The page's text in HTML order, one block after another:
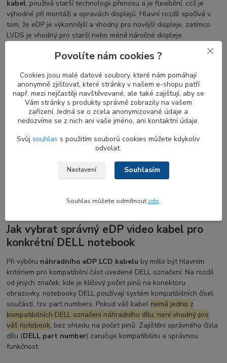
kabel, používá starší technologii přenosu a je flexibilní, což je
výhodné při montáži a opravách displejů. Hlavní rozdíl spočívá v
tom, že eDP je výkonnější a vhodný pro novější displeje, zatímco
LVDS je vhodný pro starší nebo méně náročné displeje.
Odlišné varianty eDP video LCD flex
kabelů pro různé modely DELL Precision
Různé verze eDP kabelůjsou přizpůsobeny pro konkrétní typy
obrazovek a rozlišení. Obvykle se30pinový eDP konektor
používá pro obrazovky bez dotykové funkce s rozlišením až do
Full HD (FHD). Pro vyšší rozlišení, jako je WQHD a 4K, je
vyžadován 40pinový konektor. Je důležité poznamenat, že existují
a druhý pro dotykové obrazovky.
Tyto kabely nejsou zaměnitelné,
i když mohou vypadat podobně . Výběrsprávného eDP kabelu
Jak vybrat správný eDP video kabel pro
konkrétní DELL notebook
Při výběru náhradního eDP LCD kabelu by mělo být hlavním
kritériem pro kompatibilní část uvedené DELL označení. Na rozdíl
od jiných značek, kde je klíčový počet pinů na konektoru
obrazovky, notebooky DELL používají systém kompatibilních čísel
součástí, tzv. part numbers. Pokud váš kabel nemá jedno z
kompatibilních DELL označení náhradního dílu, není vhodný pro
váš notebook, bez ohledu na počet pinů. Zajištění správného čísla
dílu (DELL part number) zaručuje kompatibilitu a správnou
funkčnost.
Povolíte nám cookies ?
Cookies jsou malé datové soubory, které nám pomáhají
anonymně zjišťovat, které stránky v našem e-shopu patří
např. mezi nejčastěji navštěvované, ale také zajišťují, aby se
Vám stránky s produkty správně zobrazily na vašem
zařízení. Jedná se o zcela anonymizované údaje a
nedozvíme se z nich ani vaše jméno, ani kontaktní údaje.
Svůj souhlas s použitím souborů cookies můžete kdykoliv
odvolat.
Nastavení Souhlasím
Souhlas můžete odmítnout zde.